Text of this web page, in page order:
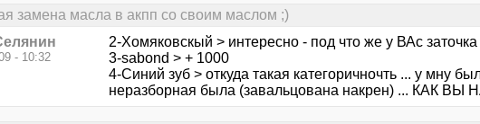
замена масла в акпп со своим маслом ;)
- 10:32
2-Хомяковскый > интересно - под что же у ВАс
3-sabond > + 1000
4-Синий зуб > откуда такая категоричночть ... у мну
неразборная была (завальцована накрен) ... КАК